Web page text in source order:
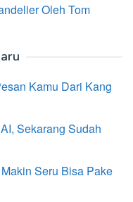
Oleh Tom
Kamu Dari Kang
Sekarang Sudah
Seru Bisa Pake